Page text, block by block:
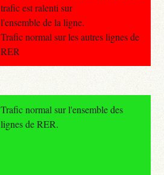
trafic est ralenti sur
l'ensemble de la ligne.
Trafic normal sur les autres lignes de
RER
Trafic normal sur l'ensemble des
lignes de RER.